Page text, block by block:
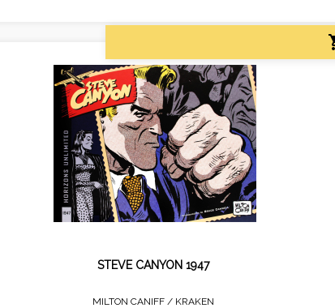
STEVE CANYON 1947
MILTON CANIFF / KRAKEN